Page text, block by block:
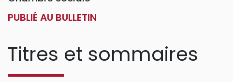
PUBLIÉ AU BULLETIN
Titres et sommaires